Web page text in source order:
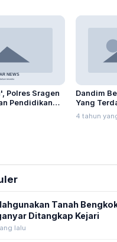
Polres Sragen
Pendidikan
Dandim
Yang
4 tahun
Tanah
Ditangkap Kejari
lalu